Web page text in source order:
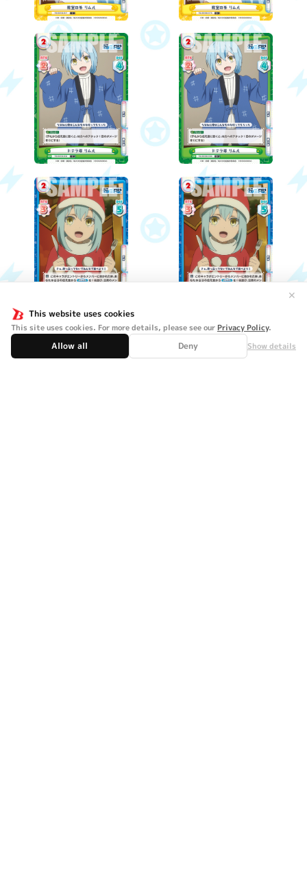
This website uses cookies
This site uses cookies. For more details, please see our Privacy Policy.
Allow all Deny Show details
✕